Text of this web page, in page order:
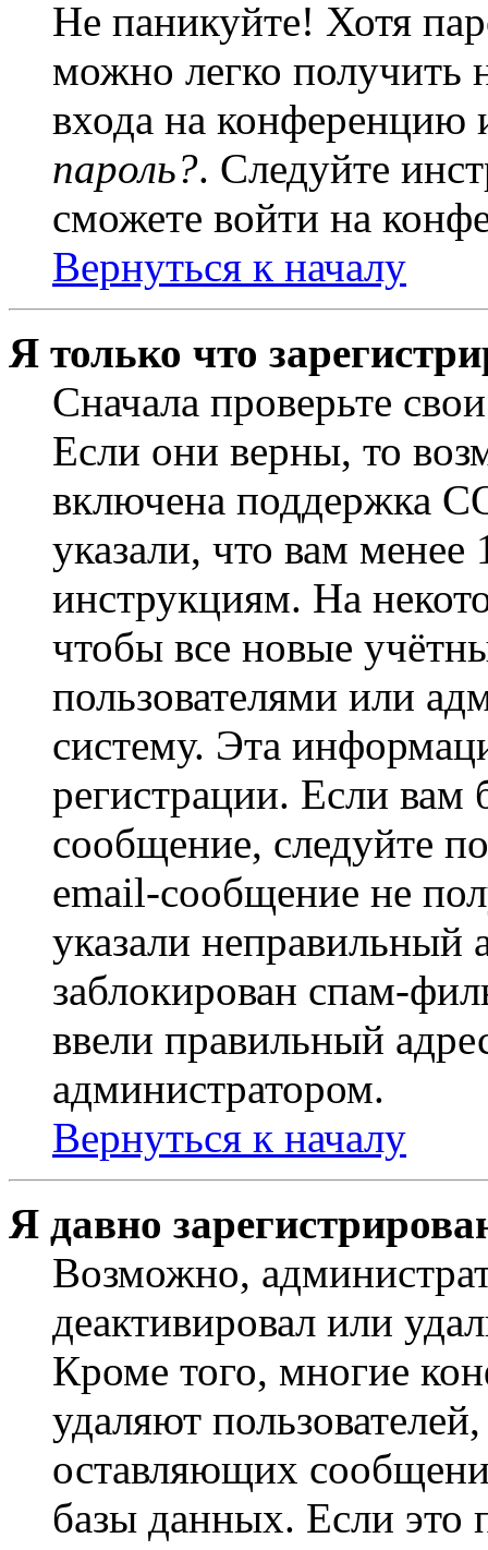
Не паникуйте! Хотя
можно легко получить
входа на
пароль?. Следуйте
сможете войти на
Вернуться к началу
Я только что
Сначала проверьте
Если они верны, то
включена поддержка
указали, что вам
инструкциям. На
чтобы все новые
пользователями или
систему. Эта
регистрации. Если
сообщение, следуйте
email-сообщение не
указали неправильный
заблокирован спам-
ввели правильный
администратором.
Вернуться к началу
Я давно
Возможно,
деактивировал или
Кроме того, многие
удаляют
оставляющих
базы данных. Если это